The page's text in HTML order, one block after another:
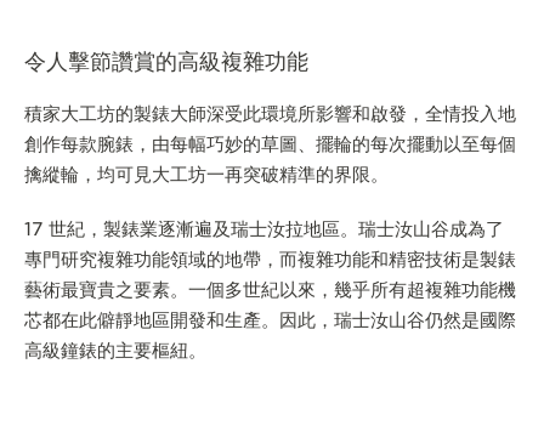
令人擊節讚賞的高級複雜功能
積家大工坊的製錶大師深受此環境所影響和啟發，全情投入地
創作每款腕錶，由每幅巧妙的草圖、擺輪的每次擺動以至每個
擒縱輪，均可見大工坊一再突破精準的界限。
17 世紀，製錶業逐漸遍及瑞士汝拉地區。瑞士汝山谷成為了
專門研究複雜功能領域的地帶，而複雜功能和精密技術是製錶
藝術最寶貴之要素。一個多世紀以來，幾乎所有超複雜功能機
芯都在此僻靜地區開發和生產。因此，瑞士汝山谷仍然是國際
高級鐘錶的主要樞紐。